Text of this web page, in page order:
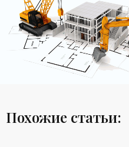
Похожие статьи: